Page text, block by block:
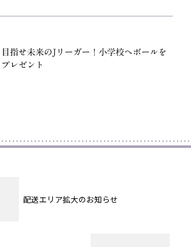
目指せ未来のJリーガー！小学校へボールを
プレゼント
配送エリア拡大のお知らせ